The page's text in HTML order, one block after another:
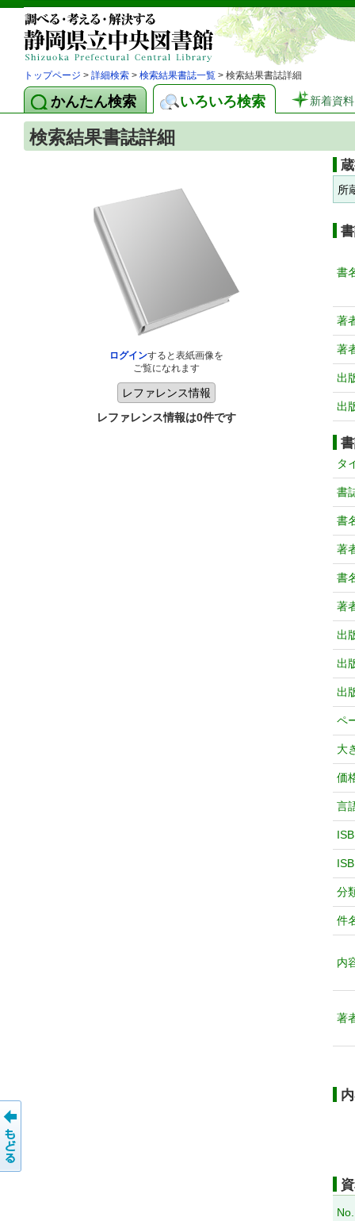
トップページ > 詳細検索 > 検索結果書誌一覧 > 検索結果書誌詳細
かんたん検索 いろいろ検索 新着資料
検索結果書誌詳細
ログインすると表紙画像を
ご覧になれます
レファレンス情報は0件です
所
書
著
著
出
出
タ
書
書
著
書
著
出
出
出
ペ
大
価
言
分
件
内
著
No.